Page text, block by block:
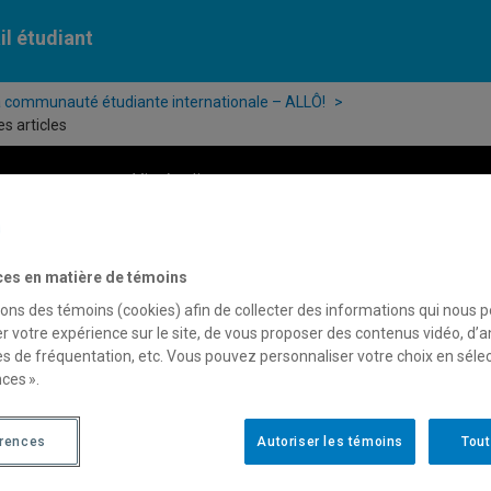
étudiant
communauté étudiante internationale – ALLÔ!
articles
Vie étudiante
et étudiants internationaux
d’accueil de la communauté étudiante
Trouvailles : Service de prêt de vaisselles et
en matière de témoins
des témoins (cookies) afin de collecter des informations qui nous
votre expérience sur le site, de vous proposer des contenus vidéo,
de fréquentation, etc. Vous pouvez personnaliser votre choix en
».
Autoriser les témoins